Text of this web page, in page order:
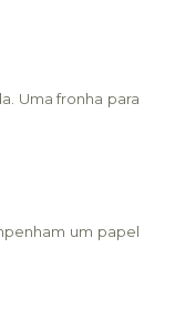
Uma fronha para
um papel